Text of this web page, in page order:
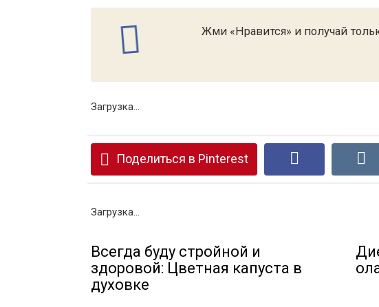
Жми «Нравится» и получай
Загрузка...
Поделиться в Pinterest
Загрузка...
Всегда буду стройной и
здоровой: Цветная капуста в
духовке